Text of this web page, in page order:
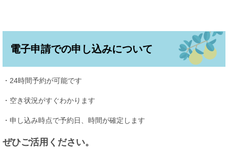
電子申請での申し込みについて
・24時間予約が可能です
・空き状況がすぐわかります
・申し込み時点で予約日、時間が確定します
ぜひご活用ください。